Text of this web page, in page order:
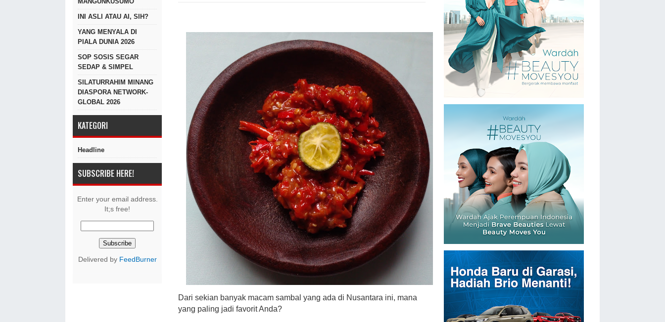
INI ASLI ATAU AI, SIH?
YANG MENYALA DI
PIALA DUNIA 2026
SOP SOSIS SEGAR
SEDAP & SIMPEL
SILATURRAHIM MINANG
DIASPORA NETWORK-
GLOBAL 2026
KATEGORI
Headline
SUBSCRIBE HERE!
Enter your email address.
It;s free!
Delivered by FeedBurner
Dari sekian banyak macam sambal yang ada di Nusantara ini, mana
yang paling jadi favorit Anda?